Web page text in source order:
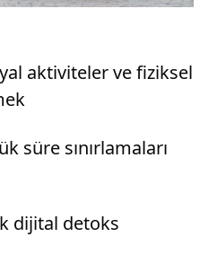
aktiviteler ve fiziksel
süre sınırlamaları
dijital detoks